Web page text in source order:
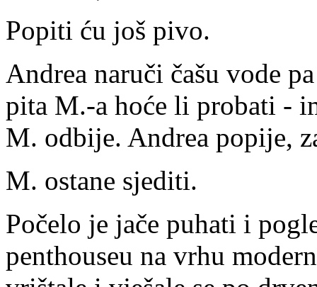
Popiti ću još pivo.
Andrea naruči čašu vode
pita M.-a hoće li probati -
M. odbije. Andrea popije,
M. ostane sjediti.
Počelo je jače puhati i
penthouseu na vrhu